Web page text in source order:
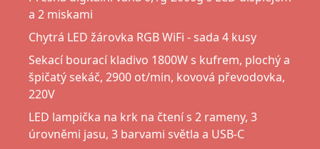
a 2 miskami
Chytrá LED žárovka RGB WiFi - sada 4 kusy
Sekací bourací kladivo 1800W s kufrem, plochý a
špičatý sekáč, 2900 ot/min, kovová převodovka,
220V
LED lampička na krk na čtení s 2 rameny, 3
úrovněmi jasu, 3 barvami světla a USB-C